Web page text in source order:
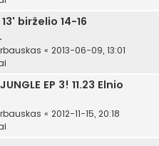
13' birželio 14-16
« 2013-06-09, 13:01
EP 3! 11.23 Elnio
« 2012-11-15, 20:18